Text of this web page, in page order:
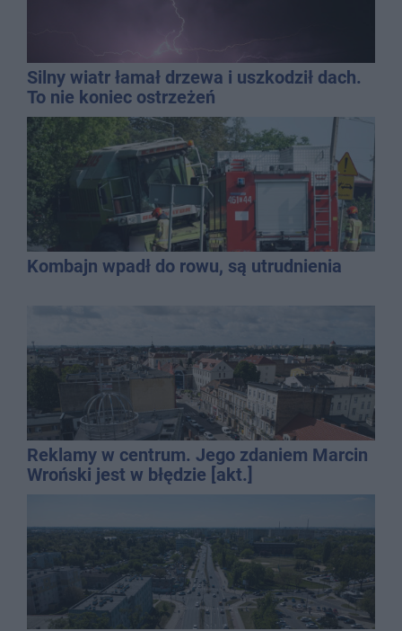
Silny wiatr łamał drzewa i uszkodził dach.
To nie koniec ostrzeżeń
Kombajn wpadł do rowu, są utrudnienia
Reklamy w centrum. Jego zdaniem Marcin
Wroński jest w błędzie [akt.]